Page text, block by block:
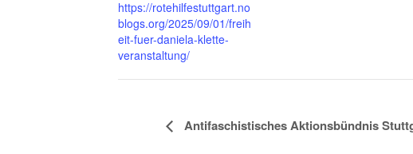
https://rotehilfestuttgart.no
blogs.org/2025/09/01/freih
eit-fuer-daniela-klette-
veranstaltung/
Antifaschistisches Aktionsbündnis